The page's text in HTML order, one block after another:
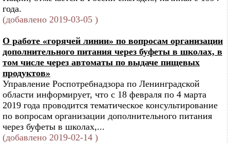
года.
(добавлено 2019-03-05 )
О работе «горячей линии» по вопросам организации
дополнительного питания через буфеты в школах, в
том числе через автоматы по выдаче пищевых
продуктов»
Управление Роспотребнадзора по Ленинградской
области информирует, что с 18 февраля по 4 марта
2019 года проводится тематическое консультирование
по вопросам организации дополнительного питания
через буфеты в школах,...
(добавлено 2019-02-14 )